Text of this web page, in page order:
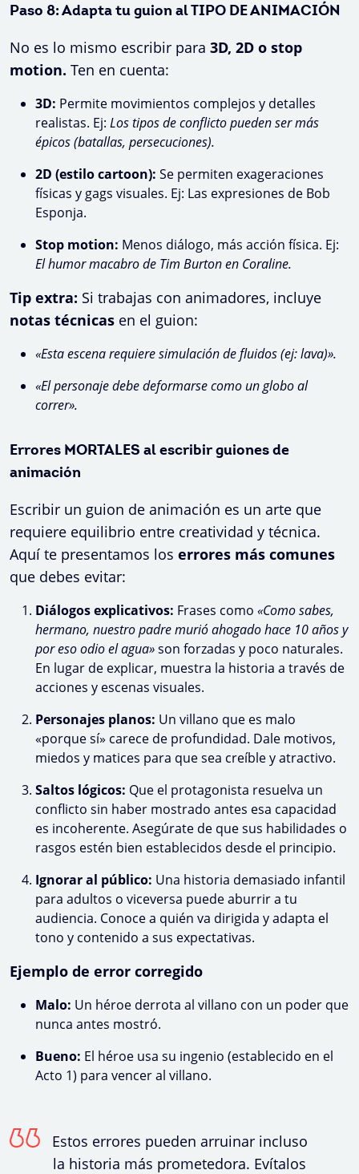
Paso 8: Adapta tu guion al TIPO DE ANIMACIÓN
No es lo mismo escribir para 3D, 2D o stop
motion. Ten en cuenta:
3D: Permite movimientos complejos y detalles
realistas. Ej: Los tipos de conflicto pueden ser más
épicos (batallas, persecuciones).
2D (estilo cartoon): Se permiten exageraciones
físicas y gags visuales. Ej: Las expresiones de Bob
Esponja.
Stop motion: Menos diálogo, más acción física. Ej:
El humor macabro de Tim Burton en Coraline.
Tip extra: Si trabajas con animadores, incluye
notas técnicas en el guion:
«Esta escena requiere simulación de fluidos (ej: lava)».
«El personaje debe deformarse como un globo al
correr».
Errores MORTALES al escribir guiones de
animación
Escribir un guion de animación es un arte que
requiere equilibrio entre creatividad y técnica.
Aquí te presentamos los errores más comunes
que debes evitar:
Diálogos explicativos: Frases como «Como sabes,
hermano, nuestro padre murió ahogado hace 10 años y
por eso odio el agua»son forzadas y poco naturales.
En lugar de explicar, muestra la historia a través de
acciones y escenas visuales.
Personajes planos: Un villano que es malo
«porque sí» carece de profundidad. Dale motivos,
miedos y matices para que sea creíble y atractivo.
Saltos lógicos: Que el protagonista resuelva un
conflicto sin haber mostrado antes esa capacidad
es incoherente. Asegúrate de que sus habilidades o
rasgos estén bien establecidos desde el principio.
Ignorar al público: Una historia demasiado infantil
para adultos o viceversa puede aburrir a tu
audiencia. Conoce a quién va dirigida y adapta el
tono y contenido a sus expectativas.
Ejemplo de error corregido
Malo: Un héroe derrota al villano con un poder que
nunca antes mostró.
Bueno: El héroe usa su ingenio (establecido en el
Acto 1) para vencer al villano.
Estos errores pueden arruinar incluso
la historia más prometedora. Evítalos